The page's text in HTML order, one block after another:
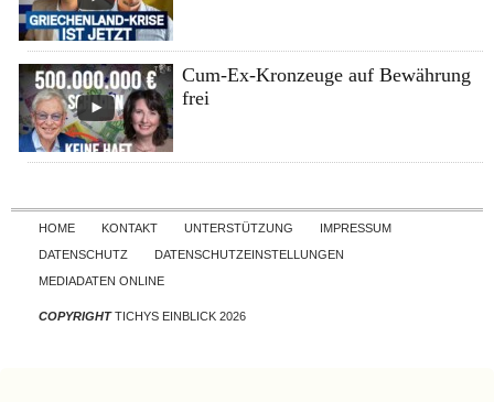
Cum-Ex-Kronzeuge auf Bewährung
frei
Skip to content
HOME KONTAKT UNTERSTÜTZUNG
IMPRESSUM
DATENSCHUTZ
DATENSCHUTZEINSTELLUNGEN
MEDIADATEN ONLINE
COPYRIGHTTICHYS EINBLICK 2026